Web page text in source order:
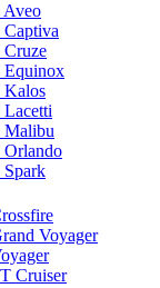
Equinox
Kalos
Malibu
Voyager
Cruiser